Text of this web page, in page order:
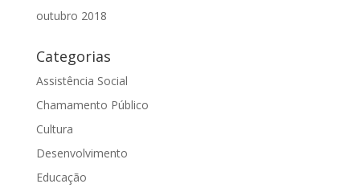
outubro 2018
Categorias
Assistência Social
Chamamento Público
Cultura
Desenvolvimento
Educação